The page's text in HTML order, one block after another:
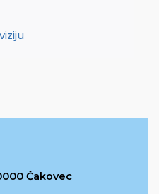
Čakovec